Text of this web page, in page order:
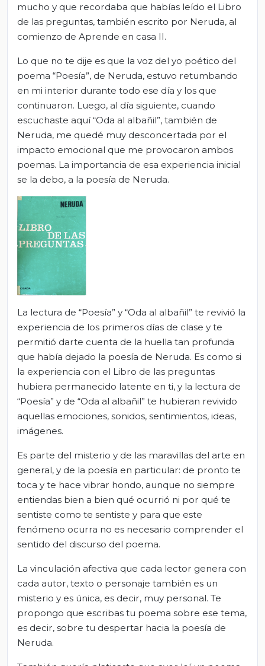
mucho y que recordaba que habías leído el Libro
de las preguntas, también escrito por Neruda, al
comienzo de Aprende en casa II.
Lo que no te dije es que la voz del yo poético del
poema “Poesía”, de Neruda, estuvo retumbando
en mi interior durante todo ese día y los que
continuaron. Luego, al día siguiente, cuando
escuchaste aquí “Oda al albañil”, también de
Neruda, me quedé muy desconcertada por el
impacto emocional que me provocaron ambos
poemas. La importancia de esa experiencia inicial
se la debo, a la poesía de Neruda.
La lectura de “Poesía” y “Oda al albañil” te revivió la
experiencia de los primeros días de clase y te
permitió darte cuenta de la huella tan profunda
que había dejado la poesía de Neruda. Es como si
la experiencia con el Libro de las preguntas
hubiera permanecido latente en ti, y la lectura de
“Poesía” y de “Oda al albañil” te hubieran revivido
aquellas emociones, sonidos, sentimientos, ideas,
imágenes.
Es parte del misterio y de las maravillas del arte en
general, y de la poesía en particular: de pronto te
toca y te hace vibrar hondo, aunque no siempre
entiendas bien a bien qué ocurrió ni por qué te
sentiste como te sentiste y para que este
fenómeno ocurra no es necesario comprender el
sentido del discurso del poema.
La vinculación afectiva que cada lector genera con
cada autor, texto o personaje también es un
misterio y es única, es decir, muy personal. Te
propongo que escribas tu poema sobre ese tema,
es decir, sobre tu despertar hacia la poesía de
Neruda.